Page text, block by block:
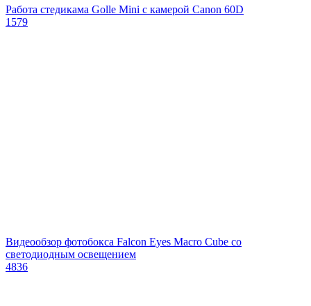
Работа стедикама Golle Mini с камерой Canon 60D
1579
Видеообзор фотобокса Falcon Eyes Macro Cube со
светодиодным освещением
4836